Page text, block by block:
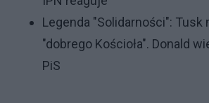
Legenda "Solidarności":
"dobrego Kościoła". Donald
PiS